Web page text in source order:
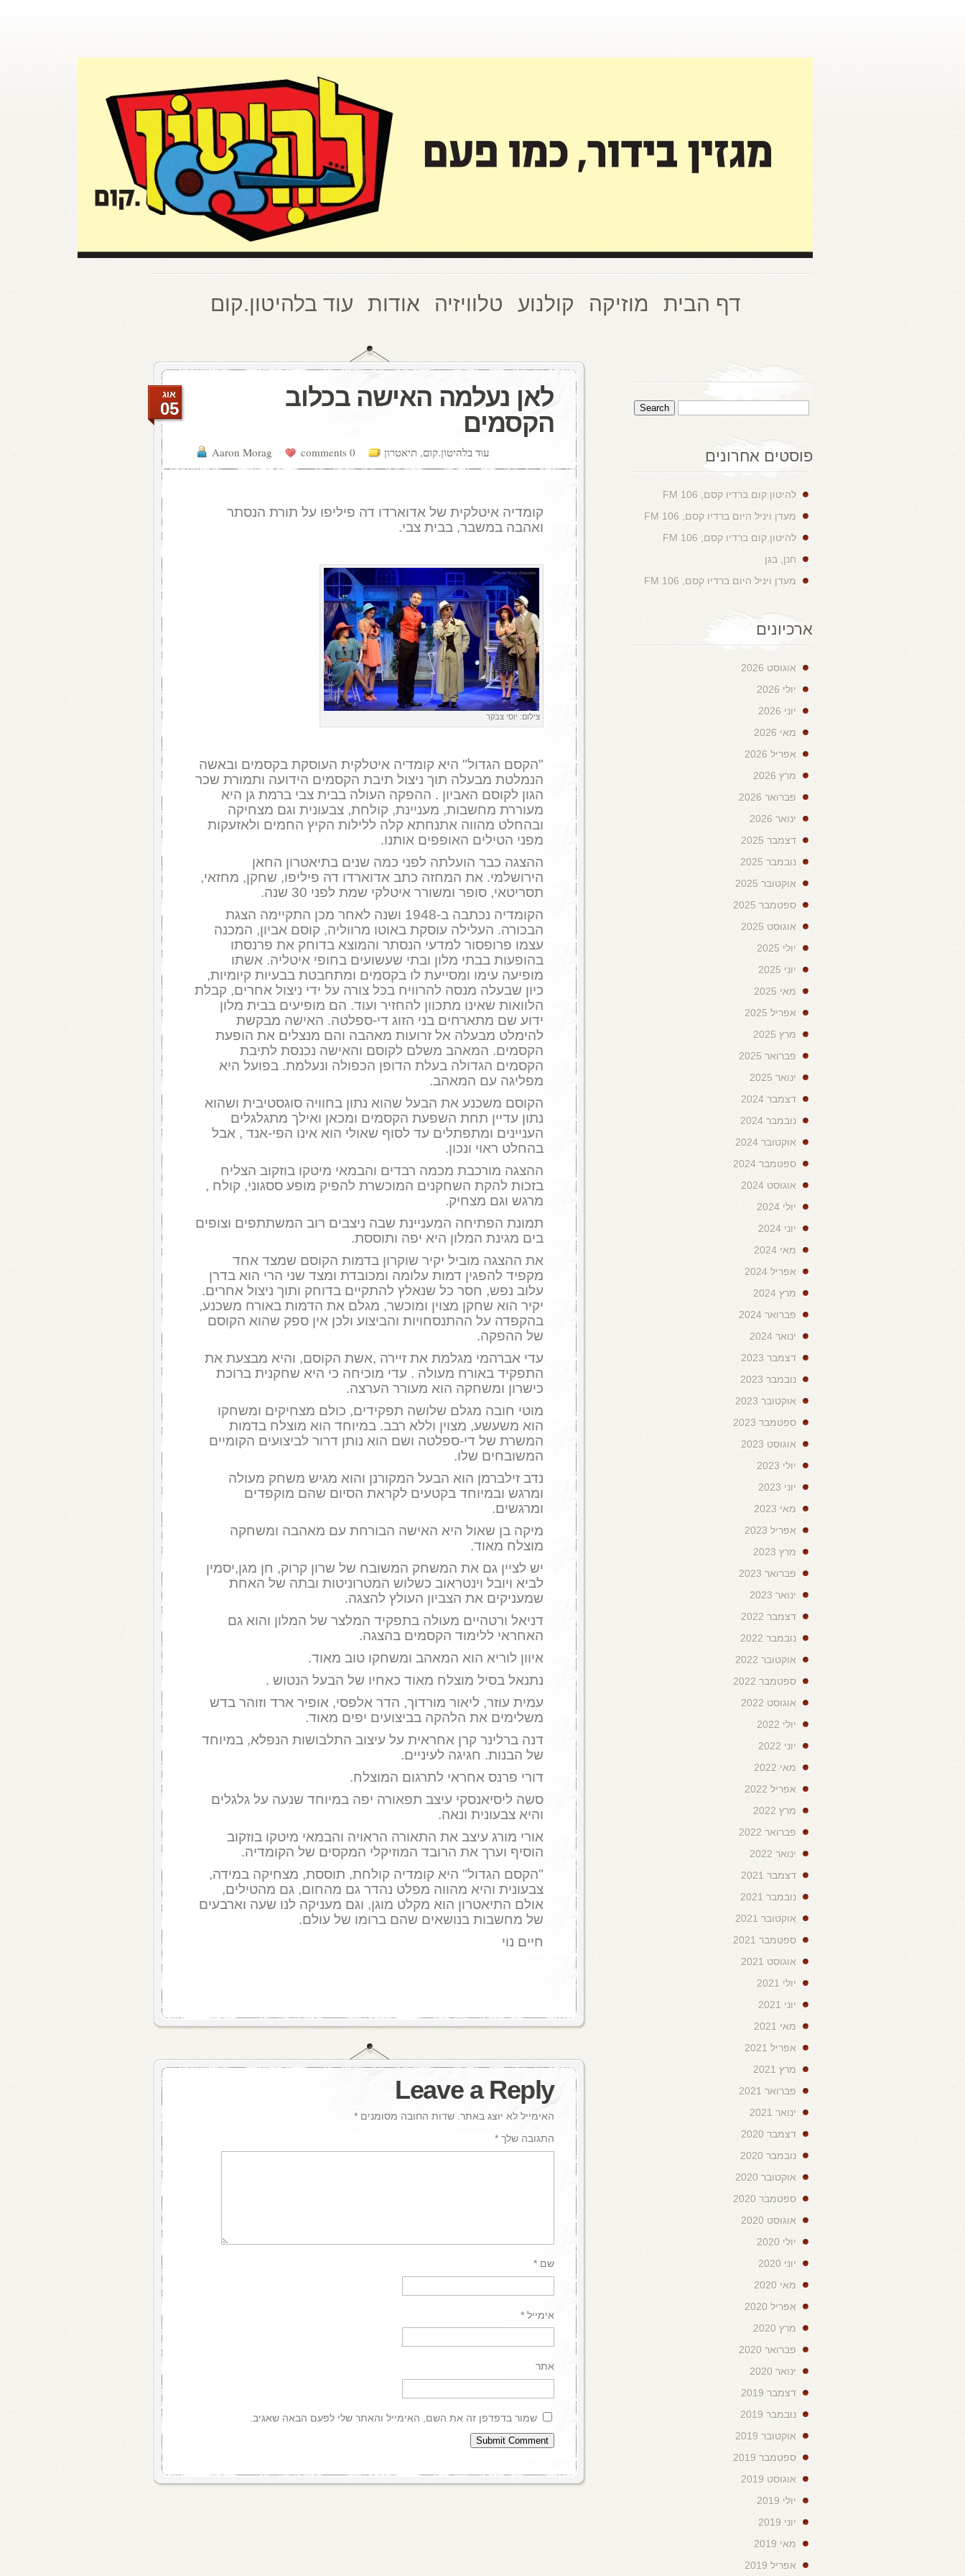
דף הבית מוזיקה קולנוע טלוויזיה אודות עוד בלהיטון.קום
לאן נעלמה האישה בכלוב
הקסמים
Aaron Morag 0 comments עוד בלהיטון.קום, תיאטרון
אוג
05
קומדיה איטלקית של אדוארדו דה פיליפו על תורת הנסתר
ואהבה במשבר, בבית צבי.
צילום: יוסי צבקר
"הקסם הגדול" היא קומדיה איטלקית העוסקת בקסמים ובאשה
הנמלטת מבעלה תוך ניצול תיבת הקסמים הידועה ותמורת שכר
הגון לקוסם האביון . ההפקה העולה בבית צבי ברמת גן היא
מעוררת מחשבות, מעניינת, קולחת, צבעונית וגם מצחיקה
ובהחלט מהווה אתנחתא קלה ללילות הקיץ החמים ולאזעקות
מפני הטילים האופפים אותנו.
ההצגה כבר הועלתה לפני כמה שנים בתיאטרון החאן
הירושלמי. את המחזה כתב אדוארדו דה פיליפו, שחקן, מחזאי,
תסריטאי, סופר ומשורר איטלקי שמת לפני 30 שנה.
הקומדיה נכתבה ב-1948 ושנה לאחר מכן התקיימה הצגת
הבכורה. העלילה עוסקת באוטו מרווליה, קוסם אביון, המכנה
עצמו פרופסור למדעי הנסתר והמוצא בדוחק את פרנסתו
בהופעות בבתי מלון ובתי שעשועים בחופי איטליה. אשתו
מופיעה עימו ומסייעת לו בקסמים ומתחבטת בבעיות קיומיות,
כיון שבעלה מנסה להרוויח בכל צורה על ידי ניצול אחרים, קבלת
הלוואות שאינו מתכוון להחזיר ועוד. הם מופיעים בבית מלון
ידוע שם מתארחים בני הזוג די-ספלטה. האישה מבקשת
להימלט מבעלה אל זרועות מאהבה והם מנצלים את הופעת
הקסמים. המאהב משלם לקוסם והאישה נכנסת לתיבת
הקסמים הגדולה בעלת הדופן הכפולה ונעלמת. בפועל היא
מפליגה עם המאהב.
הקוסם משכנע את הבעל שהוא נתון בחוויה סוגסטיבית ושהוא
נתון עדיין תחת השפעת הקסמים ומכאן ואילך מתגלגלים
העניינים ומתפתלים עד לסוף שאולי הוא אינו הפי-אנד , אבל
בהחלט ראוי ונכון.
ההצגה מורכבת מכמה רבדים והבמאי מיטקו בוזקוב הצליח
בזכות להקת השחקנים המוכשרת להפיק מופע ססגוני, קולח ,
מרגש וגם מצחיק.
תמונת הפתיחה המעניינת שבה ניצבים רוב המשתתפים וצופים
בים מגינת המלון היא יפה ותוססת.
את ההצגה מוביל יקיר שוקרון בדמות הקוסם שמצד אחד
מקפיד להפגין דמות עלומה ומכובדת ומצד שני הרי הוא בדרן
עלוב נפש, חסר כל שנאלץ להתקיים בדוחק ותוך ניצול אחרים.
יקיר הוא שחקן מצוין ומוכשר, מגלם את הדמות באורח משכנע,
בהקפדה על ההתנסחויות והביצוע ולכן אין ספק שהוא הקוסם
של ההפקה.
עדי אברהמי מגלמת את זיירה ,אשת הקוסם, והיא מבצעת את
התפקיד באורח מעולה . עדי מוכיחה כי היא שחקנית ברוכת
כישרון ומשחקה הוא מעורר הערצה.
מוטי חובה מגלם שלושה תפקידים, כולם מצחיקים ומשחקו
הוא משעשע, מצוין וללא רבב. במיוחד הוא מוצלח בדמות
המשרת של די-ספלטה ושם הוא נותן דרור לביצועים הקומיים
המשובחים שלו.
נדב זילברמן הוא הבעל המקורנן והוא מגיש משחק מעולה
ומרגש ובמיוחד בקטעים לקראת הסיום שהם מוקפדים
ומרגשים.
מיקה בן שאול היא האישה הבורחת עם מאהבה ומשחקה
מוצלח מאוד.
יש לציין גם את המשחק המשובח של שרון קרוק, חן מגן,יסמין
לביא ויובל וינטראוב כשלוש המטרוניטות ובתה של האחת
שמעניקים את הצביון העולץ להצגה.
דניאל ורטהיים מעולה בתפקיד המלצר של המלון והוא גם
האחראי ללימוד הקסמים בהצגה.
איוון לוריא הוא המאהב ומשחקו טוב מאוד.
נתנאל בסיל מוצלח מאוד כאחיו של הבעל הנטוש .
עמית עוזר, ליאור מורדוך, הדר אלפסי, אופיר ארד וזוהר בדש
משלימים את הלהקה בביצועים יפים מאוד.
דנה ברלינר קרן אחראית על עיצוב התלבושות הנפלא, במיוחד
של הבנות. חגיגה לעיניים.
דורי פרנס אחראי לתרגום המוצלח.
סשה ליסיאנסקי עיצב תפאורה יפה במיוחד שנעה על גלגלים
והיא צבעונית ונאה.
אורי מורג עיצב את התאורה הראויה והבמאי מיטקו בוזקוב
הוסיף וערך את הרובד המוזיקלי המקסים של הקומדיה.
"הקסם הגדול" היא קומדיה קולחת, תוססת, מצחיקה במידה,
צבעונית והיא מהווה מפלט נהדר גם מהחום, גם מהטילים,
אולם התיאטרון הוא מקלט מוגן, וגם מעניקה לנו שעה וארבעים
של מחשבות בנושאים שהם ברומו של עולם.
חיים נוי
Leave a Reply
האימייל לא יוצג באתר. שדות החובה מסומנים *
התגובה שלך *
שם *
אימייל *
אתר
שמור בדפדפן זה את השם, האימייל והאתר שלי לפעם הבאה שאגיב.
פוסטים אחרונים
להיטון.קום ברדיו קסם, 106 FM
מעדן ויניל היום ברדיו קסם, 106 FM
להיטון.קום ברדיו קסם, 106 FM
חנן, בגן
מעדן ויניל היום ברדיו קסם, 106 FM
ארכיונים
אוגוסט 2026
יולי 2026
יוני 2026
מאי 2026
אפריל 2026
מרץ 2026
פברואר 2026
ינואר 2026
דצמבר 2025
נובמבר 2025
אוקטובר 2025
ספטמבר 2025
אוגוסט 2025
יולי 2025
יוני 2025
מאי 2025
אפריל 2025
מרץ 2025
פברואר 2025
ינואר 2025
דצמבר 2024
נובמבר 2024
אוקטובר 2024
ספטמבר 2024
אוגוסט 2024
יולי 2024
יוני 2024
מאי 2024
אפריל 2024
מרץ 2024
פברואר 2024
ינואר 2024
דצמבר 2023
נובמבר 2023
אוקטובר 2023
ספטמבר 2023
אוגוסט 2023
יולי 2023
יוני 2023
מאי 2023
אפריל 2023
מרץ 2023
פברואר 2023
ינואר 2023
דצמבר 2022
נובמבר 2022
אוקטובר 2022
ספטמבר 2022
אוגוסט 2022
יולי 2022
יוני 2022
מאי 2022
אפריל 2022
מרץ 2022
פברואר 2022
ינואר 2022
דצמבר 2021
נובמבר 2021
אוקטובר 2021
ספטמבר 2021
אוגוסט 2021
יולי 2021
יוני 2021
מאי 2021
אפריל 2021
מרץ 2021
פברואר 2021
ינואר 2021
דצמבר 2020
נובמבר 2020
אוקטובר 2020
ספטמבר 2020
אוגוסט 2020
יולי 2020
יוני 2020
מאי 2020
אפריל 2020
מרץ 2020
פברואר 2020
ינואר 2020
דצמבר 2019
נובמבר 2019
אוקטובר 2019
ספטמבר 2019
אוגוסט 2019
יולי 2019
יוני 2019
מאי 2019
אפריל 2019